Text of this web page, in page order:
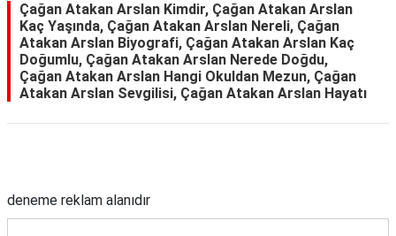
Çağan Atakan Arslan Kimdir, Çağan Atakan Arslan
Kaç Yaşında, Çağan Atakan Arslan Nereli, Çağan
Atakan Arslan Biyografi, Çağan Atakan Arslan Kaç
Doğumlu, Çağan Atakan Arslan Nerede Doğdu,
Çağan Atakan Arslan Hangi Okuldan Mezun, Çağan
Atakan Arslan Sevgilisi, Çağan Atakan Arslan Hayatı
deneme reklam alanıdır